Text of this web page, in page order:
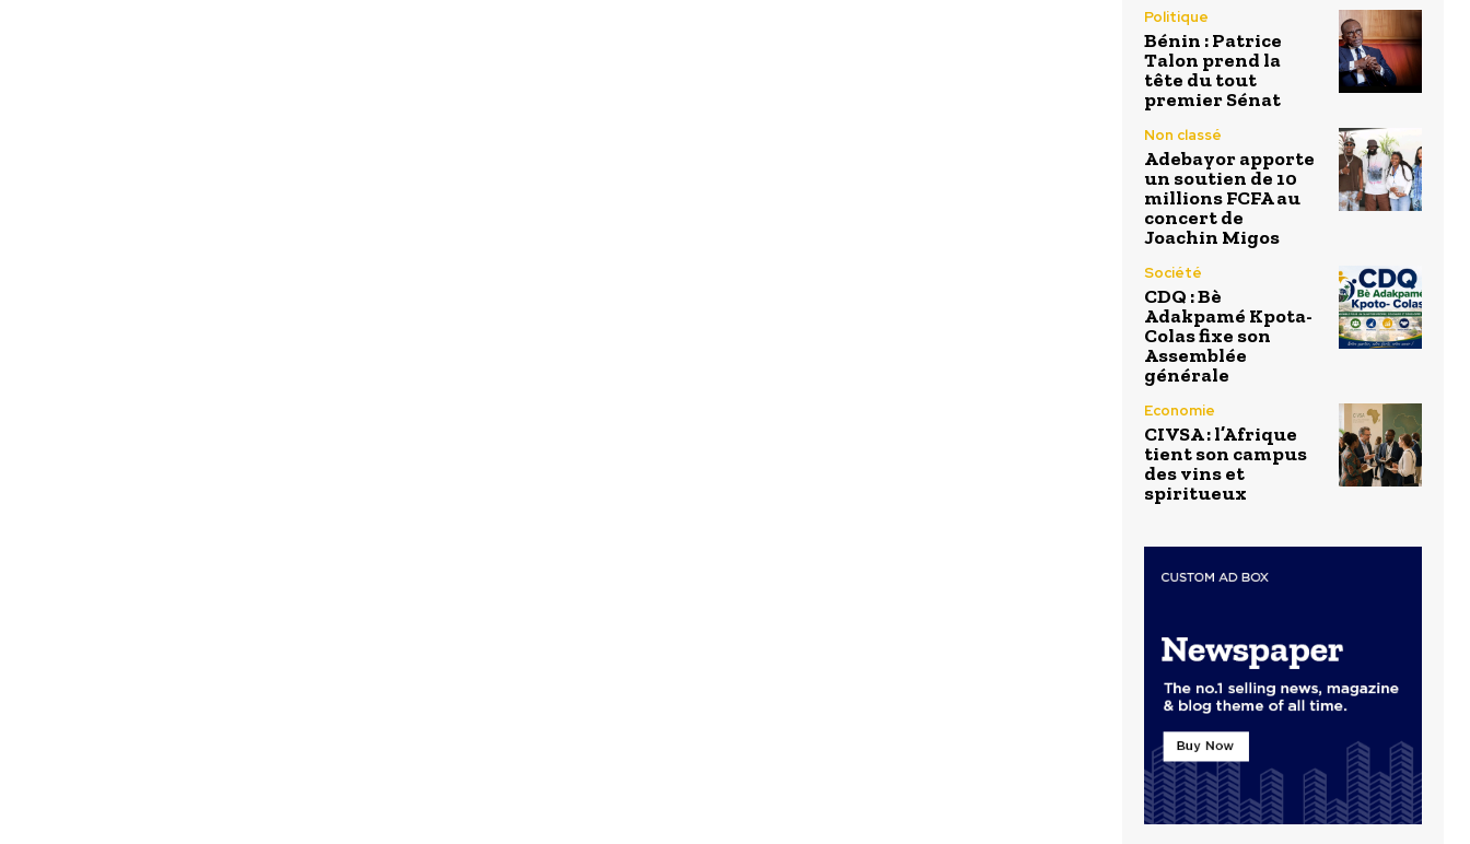
Politique
Bénin : Patrice
Talon prend la
tête du tout
premier Sénat
Non classé
Adebayor apporte
un soutien de 10
millions FCFA au
concert de
Joachin Migos
Société
CDQ : Bè
Adakpamé Kpota-
Colas fixe son
Assemblée
générale
Economie
CIVSA : l’Afrique
tient son campus
des vins et
spiritueux